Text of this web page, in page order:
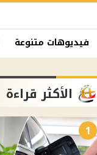
فيديوهات متنوعة
الأكثر قراءة
1